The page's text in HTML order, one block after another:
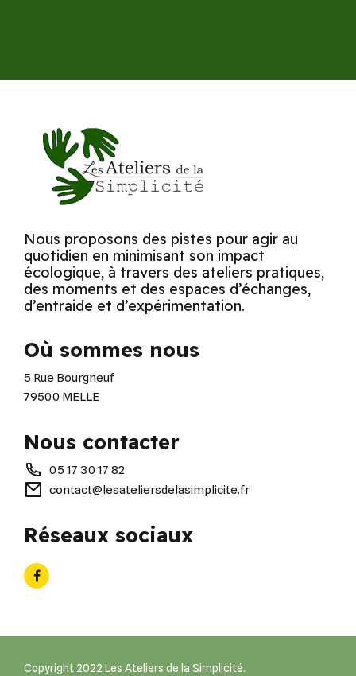
Nous proposons des pistes pour agir au
quotidien en minimisant son impact
écologique, à travers des ateliers pratiques,
des moments et des espaces d’échanges,
d’entraide et d’expérimentation.
Où sommes nous
5 Rue Bourgneuf
79500 MELLE
Nous contacter
05 17 30 17 82
contact@lesateliersdelasimplicite.fr
Réseaux sociaux
Copyright 2022 Les Ateliers de la Simplicité.